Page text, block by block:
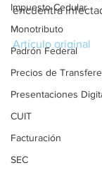
Impuesto Cedular
Monotributo
Padrón Federal
Precios de
Presentaciones
CUIT
Facturación
SEC
encuentra
Artículo original